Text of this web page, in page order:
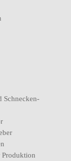
Schnecken-